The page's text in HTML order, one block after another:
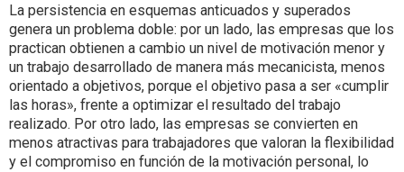
La persistencia en esquemas anticuados y superados
genera un problema doble: por un lado, las empresas que los
practican obtienen a cambio un nivel de motivación menor y
un trabajo desarrollado de manera más mecanicista, menos
orientado a objetivos, porque el objetivo pasa a ser «cumplir
las horas», frente a optimizar el resultado del trabajo
realizado. Por otro lado, las empresas se convierten en
menos atractivas para trabajadores que valoran la flexibilidad
y el compromiso en función de la motivación personal, lo